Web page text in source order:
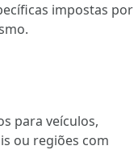
impostas por
para veículos,
ou regiões com